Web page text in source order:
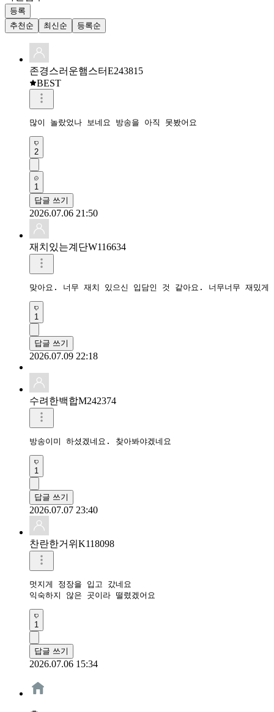
등록
추천순
최신순 등록순
존경스러운햄스터E243815
BEST
많이 놀랐었나 보네요 방송을 아직 못봤어요
2
1
답글 쓰기
2026.07.06 21:50
재치있는계단W116634
맞아요. 너무 재치 있으신 입담인 것 같아요. 너무너무 재밌게
1
답글 쓰기
2026.07.09 22:18
수려한백합M242374
방송이미 하셨겠네요. 찾아봐야겠네요
1
답글 쓰기
2026.07.07 23:40
찬란한거위K118098
멋지게 정장을 입고 갔네요
익숙하지 않은 곳이라 떨렸겠어요
1
답글 쓰기
2026.07.06 15:34